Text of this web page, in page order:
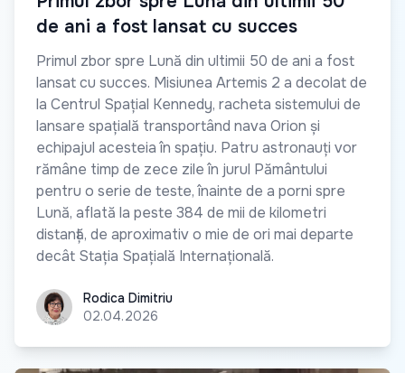
de ani a fost lansat cu succes
Primul zbor spre Lună din ultimii 50 de ani a fost
lansat cu succes. Misiunea Artemis 2 a decolat de
la Centrul Spațial Kennedy, racheta sistemului de
lansare spațială transportând nava Orion și
echipajul acesteia în spațiu. Patru astronauți vor
rămâne timp de zece zile în jurul Pământului
pentru o serie de teste, înainte de a porni spre
Lună, aflată la peste 384 de mii de kilometri
distanță, de aproximativ o mie de ori mai departe
decât Stația Spațială Internațională.
Rodica Dimitriu
Rodica Dimitriu
02.04.2026